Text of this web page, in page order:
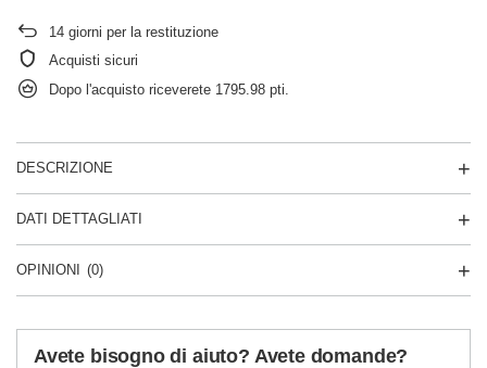
14 giorni per la restituzione
Acquisti sicuri
Dopo l'acquisto riceverete 1795.98 pti.
DESCRIZIONE
DATI DETTAGLIATI
OPINIONI (0)
Avete bisogno di aiuto? Avete domande?